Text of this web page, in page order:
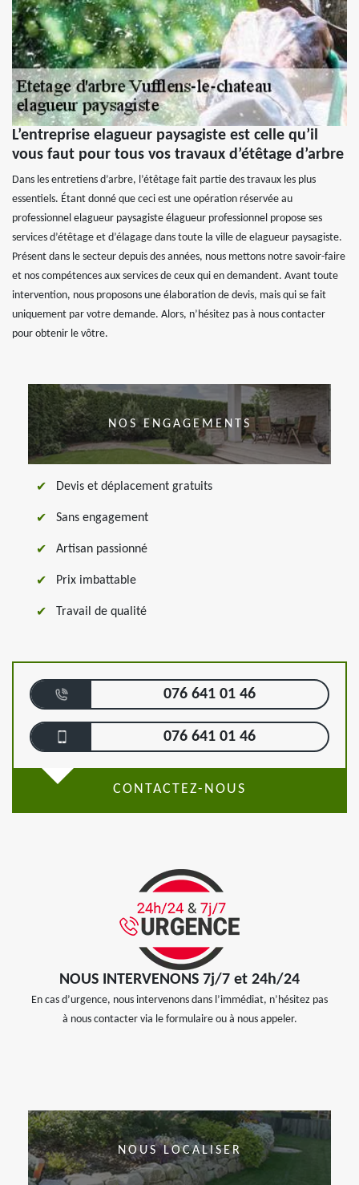
L’entreprise elagueur paysagiste est celle qu’il
vous faut pour tous vos travaux d’étêtage d’arbre
Dans les entretiens d’arbre, l’étêtage fait partie des travaux les plus
essentiels. Étant donné que ceci est une opération réservée au
professionnel elagueur paysagiste élagueur professionnel propose ses
services d’étêtage et d’élagage dans toute la ville de elagueur paysagiste.
Présent dans le secteur depuis des années, nous mettons notre savoir-faire
et nos compétences aux services de ceux qui en demandent. Avant toute
intervention, nous proposons une élaboration de devis, mais qui se fait
uniquement par votre demande. Alors, n’hésitez pas à nous contacter
pour obtenir le vôtre.
NOS ENGAGEMENTS
Devis et déplacement gratuits
Sans engagement
Artisan passionné
Prix imbattable
Travail de qualité
076 641 01 46
076 641 01 46
CONTACTEZ-NOUS
NOUS INTERVENONS 7j/7 et 24h/24
En cas d’urgence, nous intervenons dans l’immédiat, n’hésitez pas
à nous contacter via le formulaire ou à nous appeler.
NOUS LOCALISER